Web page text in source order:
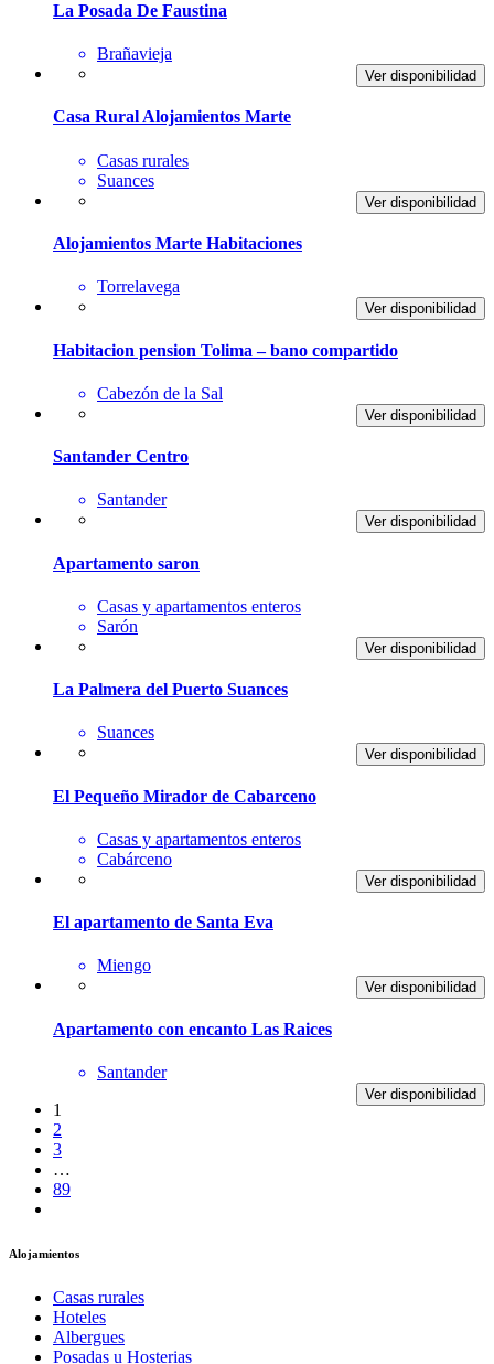
La Posada De Faustina
Brañavieja
Ver disponibilidad
Casa Rural Alojamientos Marte
Casas rurales
Suances
Ver disponibilidad
Alojamientos Marte Habitaciones
Torrelavega
Ver disponibilidad
Habitacion pension Tolima – bano compartido
Cabezón de la Sal
Ver disponibilidad
Santander Centro
Santander
Ver disponibilidad
Apartamento saron
Casas y apartamentos enteros
Sarón
Ver disponibilidad
La Palmera del Puerto Suances
Suances
Ver disponibilidad
El Pequeño Mirador de Cabarceno
Casas y apartamentos enteros
Cabárceno
Ver disponibilidad
El apartamento de Santa Eva
Miengo
Ver disponibilidad
Apartamento con encanto Las Raices
Santander
Ver disponibilidad
1
2
3
…
89
Alojamientos
Casas rurales
Hoteles
Albergues
Posadas u Hosterias